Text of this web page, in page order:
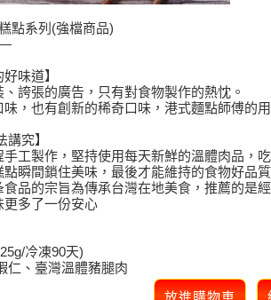
點系列(強檔商品)
—
味道】
誇張的廣告，只有對食物製作的熱忱。
，也有創新的稀奇口味，港式麵點師傅的
講究】
工製作，堅持使用每天新鮮的溫體肉品，
瞬間鎖住美味，最後才能維持的食物好品質
品的宗旨為傳承台灣在地美食，推薦的是
更多了一份安心
冷凍90天)
仁、臺灣溫體豬腿肉